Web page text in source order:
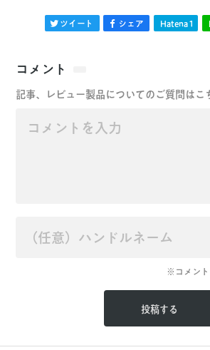
ツイート シェア Hatena1
コメント
記事、レビュー製品についてのご質問はこ
※コメント